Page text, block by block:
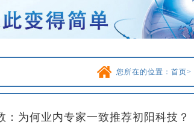
您所在的位置： 首页>
为何业内专家一致推荐初阳科技？